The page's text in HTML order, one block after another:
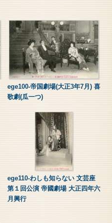
ege100-帝国劇場(大正3年7月) 喜
歌劇(瓜一つ)
ege110-わしも知らない 文芸座
第１回公演 帝國劇場 大正四年六
月興行